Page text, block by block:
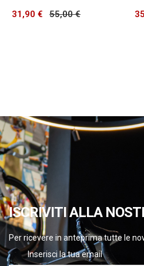
31,90 € 55,00 €
ISCRIVITI ALLA
Per ricevere in anteprima tutte le